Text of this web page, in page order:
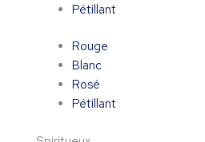
Pétillant
Rouge
Blanc
Rosé
Pétillant